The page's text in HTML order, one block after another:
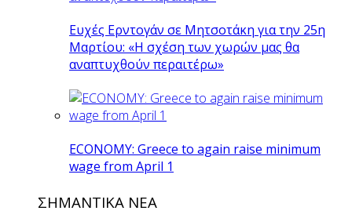
Ευχές Ερντογάν σε Μητσοτάκη για την 25η
Μαρτίου: «Η σχέση των χωρών μας θα
αναπτυχθούν περαιτέρω»
ECONOMY: Greece to again raise minimum
wage from April 1
ΣΗΜΑΝΤΙΚΑ ΝΕΑ